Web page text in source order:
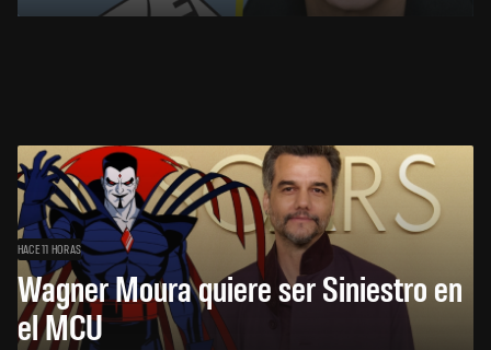
HACE 11 HORAS
Wagner Moura quiere ser Siniestro en
el MCU